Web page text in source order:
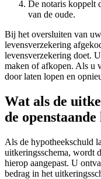
De notaris koppelt
van de oude.
Bij het oversluiten van
levensverzekering
levensverzekering doet.
maken of afkopen. Als u
door laten lopen en
Wat als de
de
Als de hypotheekschuld
uitkeringsschema, wordt
hierop aangepast. U
bedrag in het